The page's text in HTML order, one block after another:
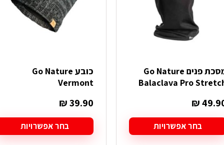
האפשרויות
האפשרויות
מסכת פנים Go Nature
Balaclava Pro
₪
בחר אפשרויות
למוצר
כובע Go Nature
Vermont
₪39.90
בחר אפשרויות
למוצר